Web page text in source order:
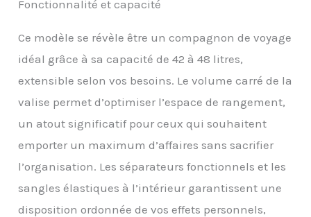
Fonctionnalité et capacité
Ce modèle se révèle être un compagnon de voyage
idéal grâce à sa capacité de 42 à 48 litres,
extensible selon vos besoins. Le volume carré de la
valise permet d’optimiser l’espace de rangement,
un atout significatif pour ceux qui souhaitent
emporter un maximum d’affaires sans sacrifier
l’organisation. Les séparateurs fonctionnels et les
sangles élastiques à l’intérieur garantissent une
disposition ordonnée de vos effets personnels,